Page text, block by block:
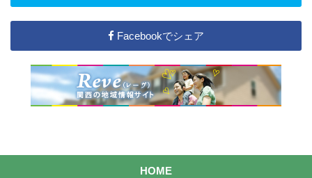
Facebookでシェア
HOME